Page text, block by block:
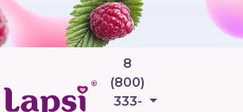
8
(800)
333- Телефоны